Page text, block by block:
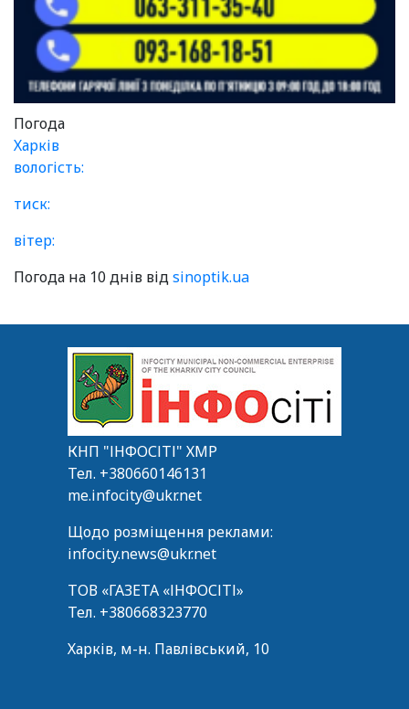
Погода
Харків
вологість:
тиск:
вітер:
Погода на 10 днів відsinoptik.ua
КНП "ІНФОСІТІ" ХМР
Тел. +380660146131
me.infocity@ukr.net
Щодо розміщення реклами:
infocity.news@ukr.net
ТОВ «ГАЗЕТА «ІНФОСІТІ»
Тел. +380668323770
Харків, м-н. Павлівський, 10